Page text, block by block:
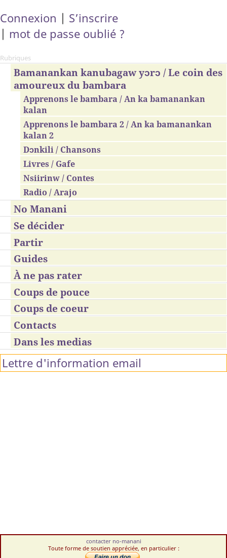
Connexion | S’inscrire
| mot de passe oublié ?
Rubriques
Bamanankan kanubagaw yɔrɔ / Le coin des
amoureux du bambara
Apprenons le bambara / An ka bamanankan
kalan
Apprenons le bambara 2 / An ka bamanankan
kalan 2
Dɔnkili / Chansons
Livres / Gafe
Nsiirinw / Contes
Radio / Arajo
No Manani
Se décider
Partir
Guides
À ne pas rater
Coups de pouce
Coups de coeur
Contacts
Dans les medias
Lettre d'information email
contacter no-manani
Toute forme de soutien appréciée, en particulier :